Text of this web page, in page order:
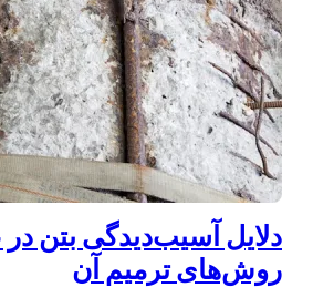
دلایل آسیب‌دیدگی بتن
روش‌های ترمیم آن